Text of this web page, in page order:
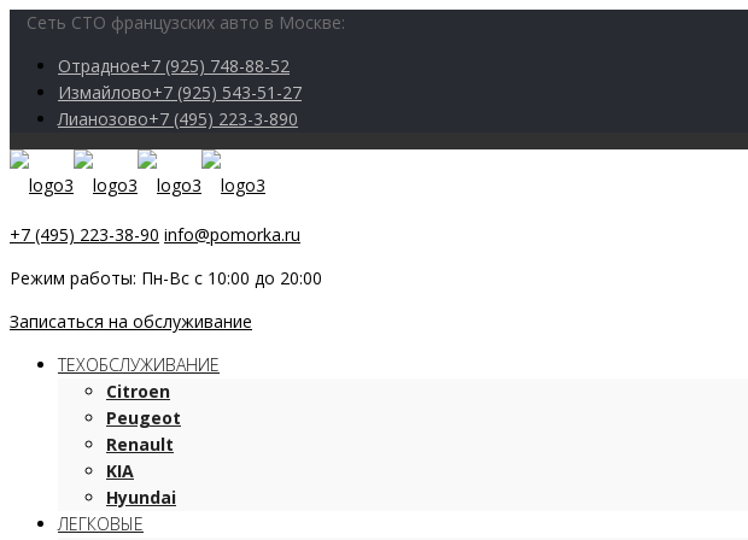
Сеть СТО французских авто в Москве:
Отрадное+7 (925) 748-88-52
Измайлово+7 (925) 543-51-27
Лианозово+7 (495) 223-3-890
+7 (495) 223-38-90 info@pomorka.ru
Режим работы: Пн-Вс с 10:00 до 20:00
Записаться на обслуживание
ТЕХОБСЛУЖИВАНИЕ
Citroen
Peugeot
Renault
KIA
Hyundai
ЛЕГКОВЫЕ